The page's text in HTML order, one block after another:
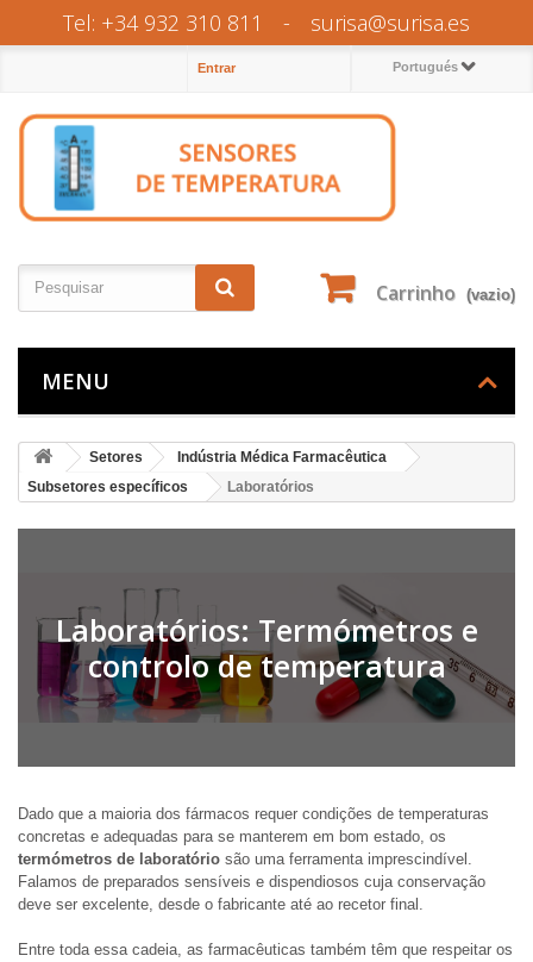
Tel: +34 932 310 811 - surisa@surisa.es
Portugués
Entrar
Carrinho (vazio)
MENU
Setores
Indústria Médica Farmacêutica
Subsetores específicos
Laboratórios
Laboratórios: Termómetros e
controlo de temperatura
Dado que a maioria dos fármacos requer condições de temperaturas
concretas e adequadas para se manterem em bom estado, os
termómetros de laboratório são uma ferramenta imprescindível.
Falamos de preparados sensíveis e dispendiosos cuja conservação
deve ser excelente, desde o fabricante até ao recetor final.
Entre toda essa cadeia, as farmacêuticas também têm que respeitar os